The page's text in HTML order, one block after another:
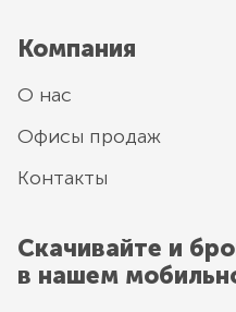
Компания
О нас
Офисы продаж
Контакты
Скачивайте и
в нашем